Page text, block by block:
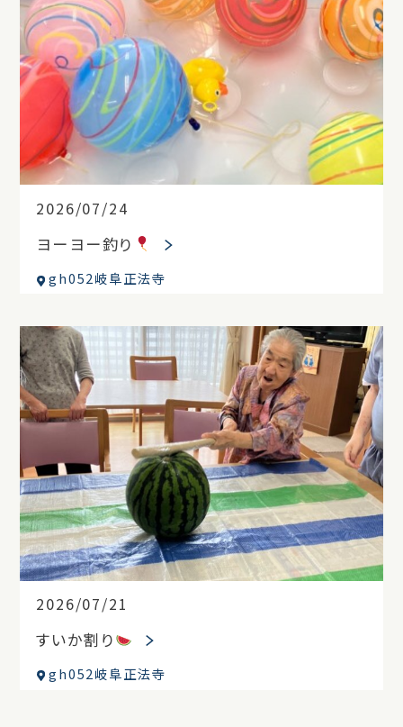
2026/07/24
ヨーヨー釣り
gh052岐阜正法寺
2026/07/21
すいか割り
gh052岐阜正法寺